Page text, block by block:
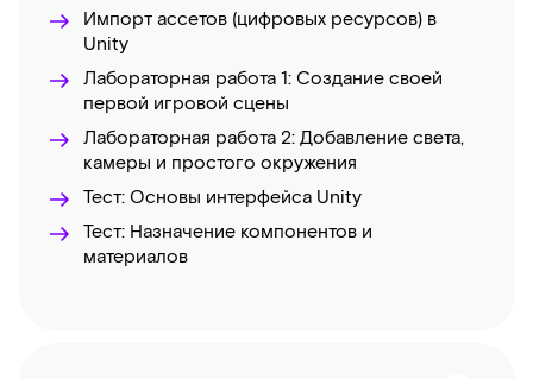
Импорт ассетов (цифровых ресурсов) в
Unity
Лабораторная работа 1: Создание своей
первой игровой сцены
Лабораторная работа 2: Добавление света,
камеры и простого окружения
Тест: Основы интерфейса Unity
Тест: Назначение компонентов и
материалов